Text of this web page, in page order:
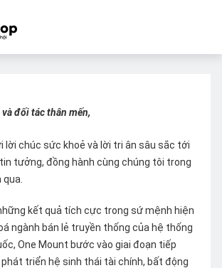
đối tác thân mến,
lời chúc sức khoẻ và lời tri ân sâu sắc tới
tưởng, đồng hành cùng chúng tôi trong
kết quả tích cực trong sứ mệnh hiện
ngành bán lẻ truyền thống của hệ thống
One Mount bước vào giai đoạn tiếp
triển hệ sinh thái tài chính, bất động